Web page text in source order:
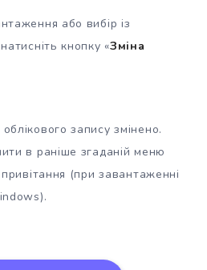
або вибір із
кнопку «Зміна
запису змінено.
в раніше згаданій меню
(при завантаженні